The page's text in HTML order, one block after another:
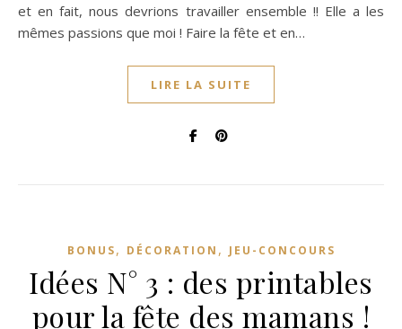
et en fait, nous devrions travailler ensemble !! Elle a les
mêmes passions que moi ! Faire la fête et en…
LIRE LA SUITE
BONUS, DÉCORATION , JEU-CONCOURS
Idées N° 3 : des printables
pour la fête des mamans !